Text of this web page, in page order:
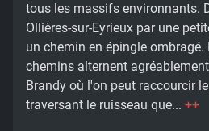
tous les massifs environnants.
Ollières-sur-Eyrieux par une
un chemin en épingle ombragé.
chemins alternent
Brandy où l'on peut raccourcir
traversant le ruisseau que... ++